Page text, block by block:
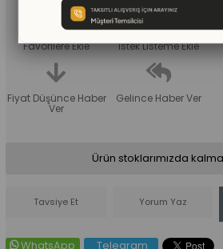
Favorilere Ekle İstek Listeme Ekle
Fiyat Düşünce Haber
Ver
Gelince Haber Ver
Ürün stoklarımızda
Tavsiye Et Yorum Yaz
WhatsApp Telegram